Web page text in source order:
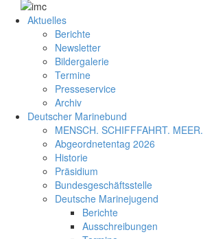
Aktuelles
Berichte
Newsletter
Bildergalerie
Termine
Presseservice
Archiv
Deutscher Marinebund
MENSCH. SCHIFFFAHRT. MEER.
Abgeordnetentag 2026
Historie
Präsidium
Bundesgeschäftsstelle
Deutsche Marinejugend
Berichte
Ausschreibungen